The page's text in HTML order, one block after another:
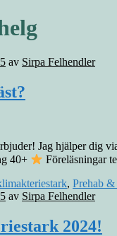
av Sirpa Felhendler
Jag hjälper dig
40+
Föreläsningar
, Prehab &
av Sirpa Felhendler
2024!